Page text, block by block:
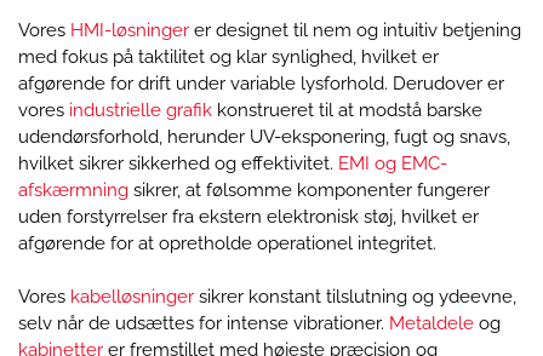
Vores HMI-løsninger er designet til nem og intuitiv betjening
med fokus på taktilitet og klar synlighed, hvilket er
afgørende for drift under variable lysforhold. Derudover er
vores industrielle grafik konstrueret til at modstå barske
udendørsforhold, herunder UV-eksponering, fugt og snavs,
hvilket sikrer sikkerhed og effektivitet. EMI og EMC-
afskærmning sikrer, at følsomme komponenter fungerer
uden forstyrrelser fra ekstern elektronisk støj, hvilket er
afgørende for at opretholde operationel integritet.
Vores kabelløsninger sikrer konstant tilslutning og ydeevne,
selv når de udsættes for intense vibrationer. Metaldele og
kabinetter er fremstillet med højeste præcision og